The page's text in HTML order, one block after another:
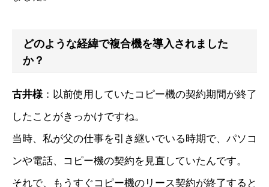
どのような経緯で複合機を導入されました
か？
古井様 ： 以前使用していたコピー機の契約期間が終了
したことがきっかけですね。
当時、私が父の仕事を引き継いでいる時期で、パソコ
ンや電話、コピー機の契約を見直していたんです。
それで、もうすぐコピー機のリース契約が終了すると